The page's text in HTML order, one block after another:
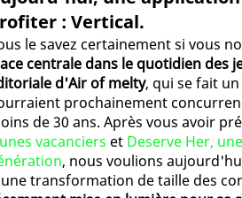
: Vertical.
le savez certainement si vous
centrale dans le quotidien des
d'Air of melty, qui se fait
prochainement
de 30 ans. Après vous avoir
vacanciers et Deserve Her,
, nous voulions
transformation de taille des